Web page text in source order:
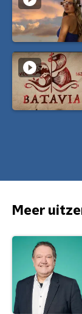
Meer